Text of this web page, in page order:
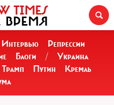
TIMES
Интервью
Репрессии
Блоги /
Украина
Трамп Путин
Кремль